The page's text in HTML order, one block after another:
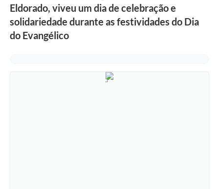
Eldorado, viveu um dia de celebração e
solidariedade durante as festividades do Dia
do Evangélico